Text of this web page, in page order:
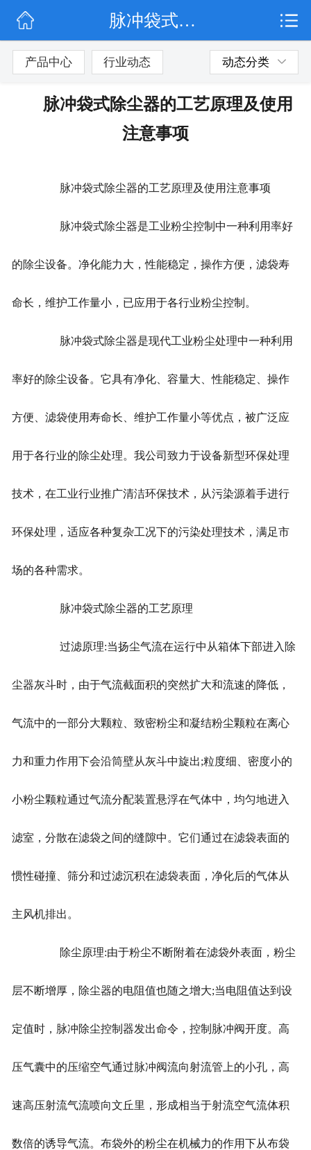
公司简介
脉冲袋式除尘器的工艺原理及使用注意事项
产品中心 行业动态 动态分类
脉冲袋式除尘器的工艺原理及使用
注意事项
脉冲袋式除尘器的工艺原理及使用注意事项
脉冲袋式除尘器是工业粉尘控制中一种利用率好
的除尘设备。净化能力大，性能稳定，操作方便，滤袋寿
命长，维护工作量小，已应用于各行业粉尘控制。
脉冲袋式除尘器是现代工业粉尘处理中一种利用
率好的除尘设备。它具有净化、容量大、性能稳定、操作
方便、滤袋使用寿命长、维护工作量小等优点，被广泛应
用于各行业的除尘处理。我公司致力于设备新型环保处理
技术，在工业行业推广清洁环保技术，从污染源着手进行
环保处理，适应各种复杂工况下的污染处理技术，满足市
场的各种需求。
脉冲袋式除尘器的工艺原理
过滤原理:当扬尘气流在运行中从箱体下部进入除
尘器灰斗时，由于气流截面积的突然扩大和流速的降低，
气流中的一部分大颗粒、致密粉尘和凝结粉尘颗粒在离心
力和重力作用下会沿筒壁从灰斗中旋出;粒度细、密度小的
小粉尘颗粒通过气流分配装置悬浮在气体中，均匀地进入
滤室，分散在滤袋之间的缝隙中。它们通过在滤袋表面的
惯性碰撞、筛分和过滤沉积在滤袋表面，净化后的气体从
主风机排出。
除尘原理:由于粉尘不断附着在滤袋外表面，粉尘
层不断增厚，除尘器的电阻值也随之增大;当电阻值达到设
定值时，脉冲除尘控制器发出命令，控制脉冲阀开度。高
压气囊中的压缩空气通过脉冲阀流向射流管上的小孔，高
速高压射流气流喷向文丘里，形成相当于射流空气流体积
数倍的诱导气流。布袋外的粉尘在机械力的作用下从布袋